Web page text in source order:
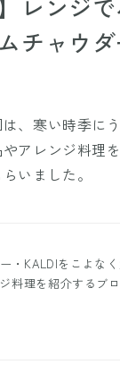
レンジ
チャウダ
、寒い時季に
アレンジ料理
いました。
・KALDIをこよな
料理を紹介するブ